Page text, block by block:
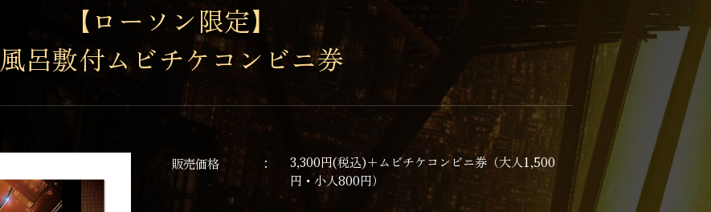
【ローソン限定】
風呂敷付ムビチケコンビニ券
販売価格
3,300円(税込)＋ムビチケコンビニ券（大人1,500
円・小人800円）